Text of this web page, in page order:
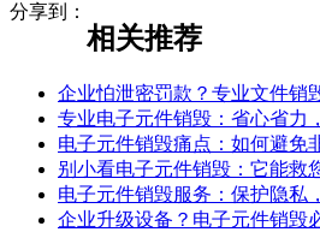
分享到：
相关推荐
企业怕泄密罚款？专业文件销
专业电子元件销毁：省心省力
电子元件销毁痛点：如何避免
别小看电子元件销毁：它能救
电子元件销毁服务：保护隐私
企业升级设备？电子元件销毁